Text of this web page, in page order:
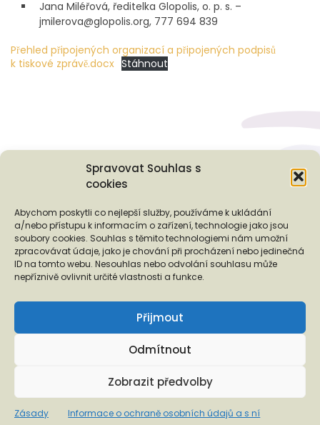
Spravovat Souhlas s
cookies
Abychom poskytli co nejlepší služby, používáme k ukládání
a/nebo přístupu k informacím o zařízení, technologie jako jsou
soubory cookies. Souhlas s těmito technologiemi nám umožní
zpracovávat údaje, jako je chování při procházení nebo jedinečná
ID na tomto webu. Nesouhlas nebo odvolání souhlasu může
nepříznivě ovlivnit určité vlastnosti a funkce.
Přijmout
Odmítnout
Zobrazit předvolby
Zásady
Informace o ochraně osobních údajů a s ní
Jana Miléřová, ředitelka Glopolis, o. p. s. –
jmilerova@glopolis.org, 777 694 839
Přehled připojených organizací a připojených podpisů
k tiskové zprávě.docx Stáhnout
Podporují nás...
❬ ❭
Informace o ochraně osobních údajů a s ní spojených právech